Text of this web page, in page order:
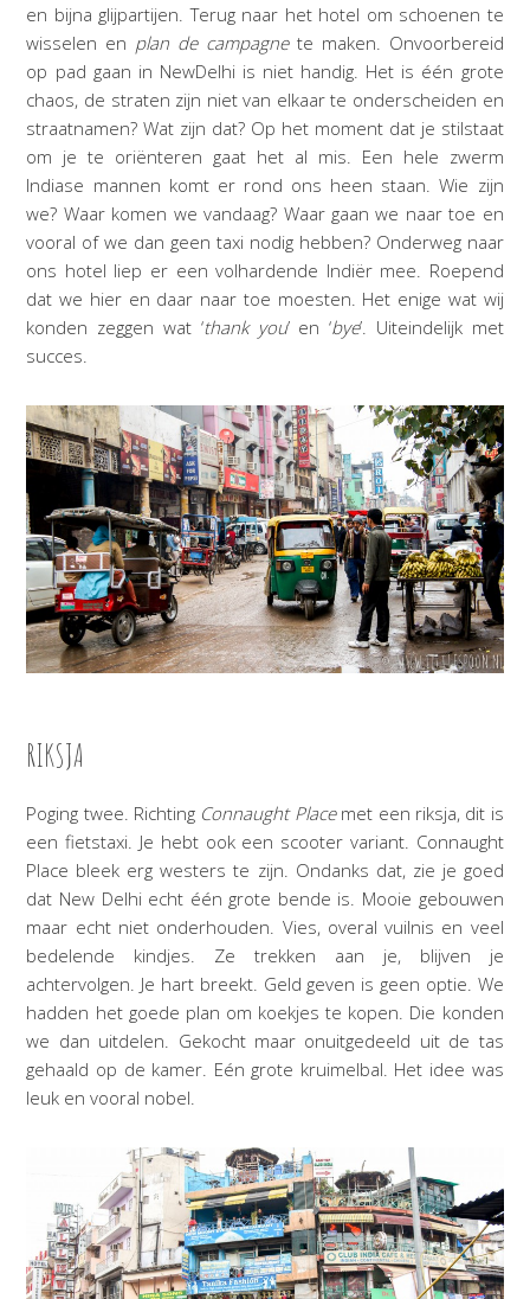
en bijna glijpartijen. Terug naar het hotel om schoenen te
wisselen en plan de campagnete maken. Onvoorbereid
op pad gaan in NewDelhi is niet handig. Het is één grote
chaos, de straten zijn niet van elkaar te onderscheiden en
straatnamen? Wat zijn dat? Op het moment dat je stilstaat
om je te oriënteren gaat het al mis. Een hele zwerm
Indiase mannen komt er rond ons heen staan. Wie zijn
we? Waar komen we vandaag? Waar gaan we naar toe en
vooral of we dan geen taxi nodig hebben? Onderweg naar
ons hotel liep er een volhardende Indiër mee. Roepend
dat we hier en daar naar toe moesten. Het enige wat wij
konden zeggen wat ‘thank you’ en ‘bye’. Uiteindelijk met
succes.
RIKSJA
Poging twee. Richting Connaught Placemet een riksja, dit is
een fietstaxi. Je hebt ook een scooter variant. Connaught
Place bleek erg westers te zijn. Ondanks dat, zie je goed
dat New Delhi echt één grote bende is. Mooie gebouwen
maar echt niet onderhouden. Vies, overal vuilnis en veel
bedelende kindjes. Ze trekken aan je, blijven je
achtervolgen. Je hart breekt. Geld geven is geen optie. We
hadden het goede plan om koekjes te kopen. Die konden
we dan uitdelen. Gekocht maar onuitgedeeld uit de tas
gehaald op de kamer. Eén grote kruimelbal. Het idee was
leuk en vooral nobel.